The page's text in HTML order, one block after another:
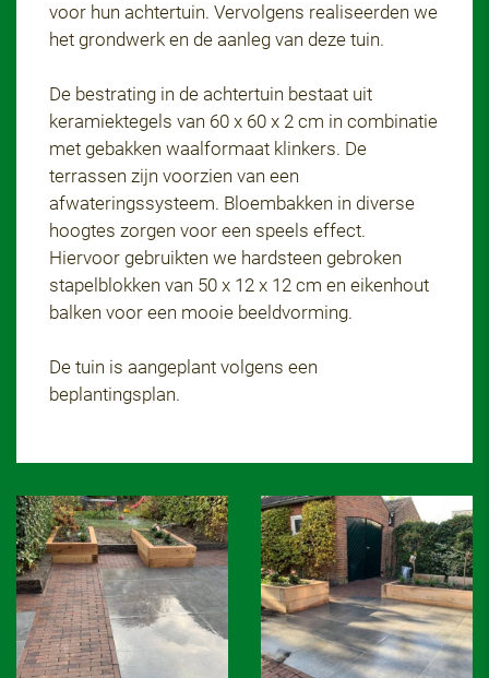
voor hun achtertuin. Vervolgens realiseerden we
het grondwerk en de aanleg van deze tuin.
De bestrating in de achtertuin bestaat uit
keramiektegels van 60 x 60 x 2 cm in combinatie
met gebakken waalformaat klinkers. De
terrassen zijn voorzien van een
afwateringssysteem. Bloembakken in diverse
hoogtes zorgen voor een speels effect.
Hiervoor gebruikten we hardsteen gebroken
stapelblokken van 50 x 12 x 12 cm en eikenhout
balken voor een mooie beeldvorming.
De tuin is aangeplant volgens een
beplantingsplan.